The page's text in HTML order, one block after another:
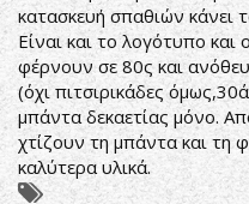
κατασκευή σπαθιών κάνει
Είναι και το λογότυπο και
φέρνουν σε 80ς και
(όχι πιτσιρικάδες
μπάντα δεκαετίας μόνο.
χτίζουν τη μπάντα και τη
καλύτερα υλικά.